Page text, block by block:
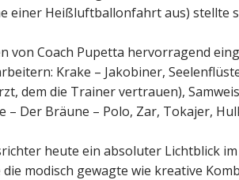
einer Heißluftballonfahrt aus) stellte
von Coach Pupetta hervorragend
Krake – Jakobiner,
dem die Trainer vertrauen),
– Der Bräune – Polo, Zar, Tokajer,
heute ein absoluter Lichtblick
modisch gewagte wie kreative